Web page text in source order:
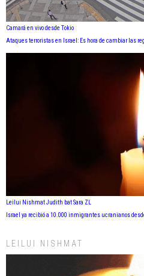
Camará en vivo desde Tokio
Ataques terroristas en Israel: Es hora de cambiar las
Leilui Nishmat Judith bat Sara ZL
Israel ya recibió a 10.000 inmigrantes ucranianos
LEILUI NISHMAT